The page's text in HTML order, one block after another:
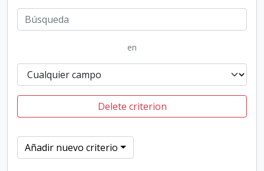
en
Delete criterion
Añadir nuevo criterio